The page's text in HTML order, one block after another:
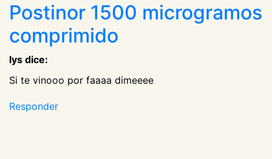
Postinor 1500 microgramos
comprimido
lys dice:
Si te vinooo por faaaa dimeeee
Responder